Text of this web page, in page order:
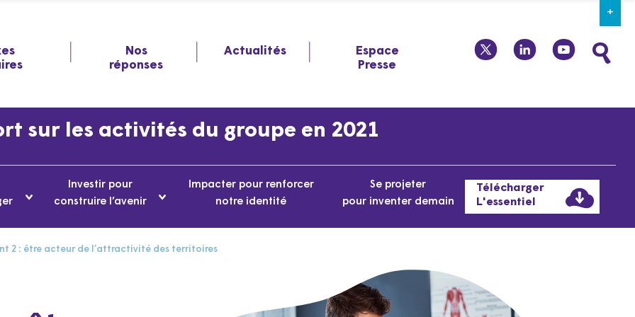
Nos
réponses
Actualités
Espace
Presse
twitter linkedin youtube
sur les activités du groupe en 2021
Investir pour
construire l’avenir
Impacter pour renforcer
notre identité
Se projeter
pour inventer demain
Télécharger
L'essentiel
2 : être acteur de l’attractivité des territoires
+